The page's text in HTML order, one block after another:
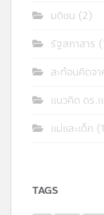
มติชน (2)
รัฐสภาสาร
สะท้อนคิดจา
แนวคิด ดร.
แม่และเด็ก
TAGS